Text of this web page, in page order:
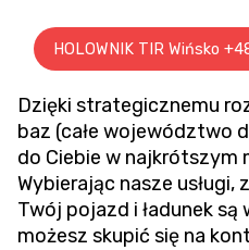
HOLOWNIK TIR Wińsko
Dzięki strategicznemu
baz (całe województwo
do Ciebie w najkrótszym
Wybierając nasze usługi,
Twój pojazd i ładunek są
możesz skupić się na